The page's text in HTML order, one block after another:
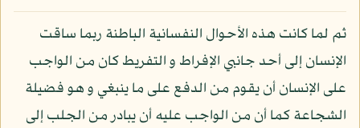
ثم لما كانت هذه الأحوال النفسانية الباطنة ربما ساقت
الإنسان إلى أحد جانبي الإفراط و التفريط كان من الواجب
على الإنسان أن يقوم من الدفع على ما ينبغي و هو فضيلة
الشجاعة كما أن من الواجب عليه أن يبادر من الجلب إلى